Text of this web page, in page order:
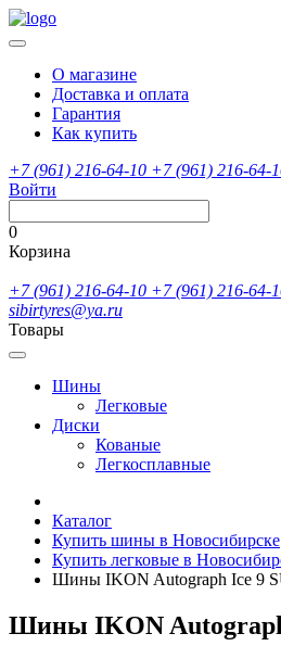
О магазине
Доставка и оплата
Гарантия
Как купить
+7 (961) 216-64-10 +7 (961) 216-64-
Войти
0
Корзина
+7 (961) 216-64-10 +7 (961) 216-64-
sibirtyres@ya.ru
Товары
Шины
Легковые
Диски
Кованые
Легкосплавные
Каталог
Купить шины в Новосибирске
Купить легковые в
Шины IKON Autograph Ice 9
Шины IKON Autograph